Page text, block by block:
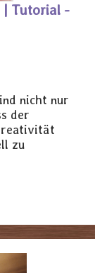
| Tutorial -
nicht nur
der
zu